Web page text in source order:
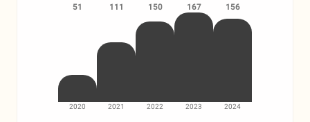
156
2024
167
2023
150
2022
111
2021
51
2020